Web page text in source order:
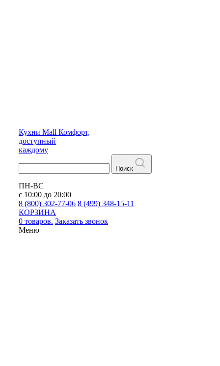
Кухни Mall Комфорт,
доступный
каждому
Поиск
ПН-ВС
с 10:00 до 20:00
8 (800) 302-77-06 8 (499) 348-15-11
КОРЗИНА
0 товаров. Заказать звонок
Меню